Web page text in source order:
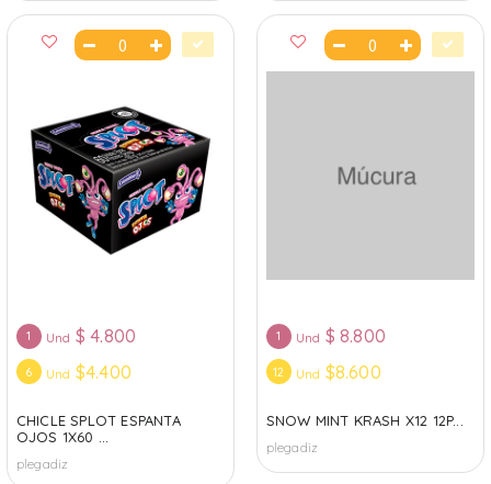
1 Und $ 4.800
6 Und $4.400
CHICLE SPLOT ESPANTA
OJOS 1X60 ...
plegadiz
1 Und $ 8.800
12 Und $8.600
SNOW MINT KRASH X12 12P...
plegadiz